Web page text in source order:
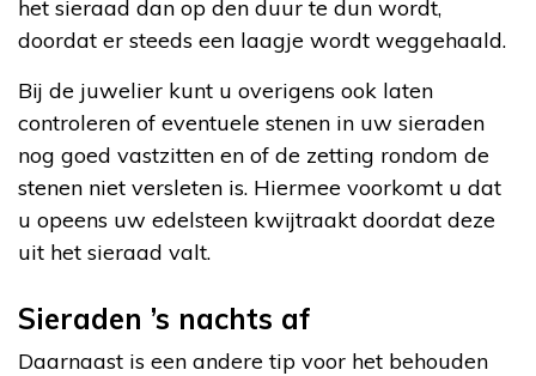
het sieraad dan op den duur te dun wordt,
doordat er steeds een laagje wordt weggehaald.
Bij de juwelier kunt u overigens ook laten
controleren of eventuele stenen in uw sieraden
nog goed vastzitten en of de zetting rondom de
stenen niet versleten is. Hiermee voorkomt u dat
u opeens uw edelsteen kwijtraakt doordat deze
uit het sieraad valt.
Sieraden ’s nachts af
Daarnaast is een andere tip voor het behouden